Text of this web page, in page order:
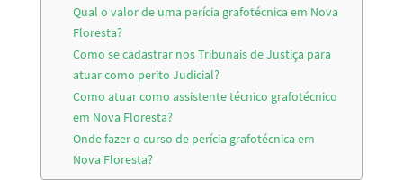
Qual o valor de uma perícia grafotécnica em Nova
Floresta?
Como se cadastrar nos Tribunais de Justiça para
atuar como perito Judicial?
Como atuar como assistente técnico grafotécnico
em Nova Floresta?
Onde fazer o curso de perícia grafotécnica em
Nova Floresta?